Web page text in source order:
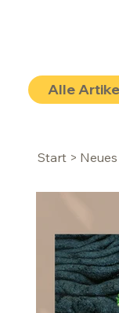
Alle
Start >